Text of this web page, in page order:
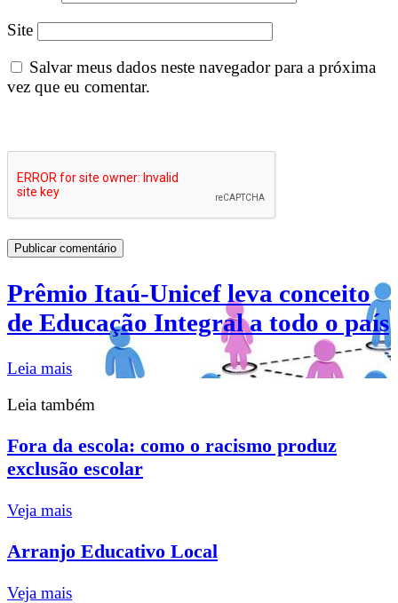
Site
Salvar meus dados neste navegador para a próxima
vez que eu comentar.
Prêmio Itaú-Unicef leva conceito
de Educação Integral a todo o país
Leia mais
Leia também
Fora da escola: como o racismo produz
exclusão escolar
Veja mais
Arranjo Educativo Local
Veja mais